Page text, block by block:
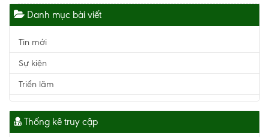
Danh mục bài viết
Tin mới
Sự kiện
Triển lãm
Thống kê truy cập